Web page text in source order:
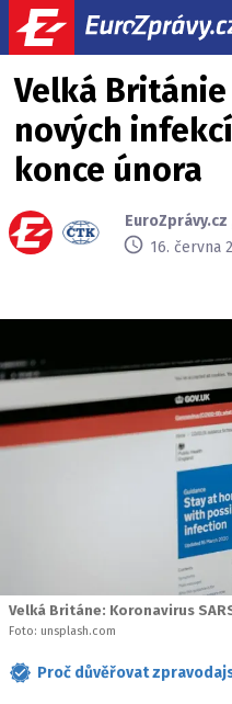
Velká
nových
konce února
EuroZprávy.cz
16. června
Velká Británe: Koronavirus
Foto: unsplash.com
Proč důvěřovat